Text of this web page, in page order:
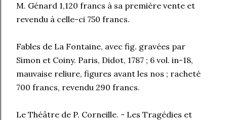
M. Génard 1,120 francs à sa première vente et
revendu à celle-ci 750 francs.
Fables de La Fontaine, avec fig. gravées par
Simon et Coiny. Paris, Didot, 1787 ; 6 vol. in-18,
mauvaise reliure, figures avant les nos ; racheté
700 francs, revendu 290 francs.
Le Théâtre de P. Corneille. - Les Tragédies et